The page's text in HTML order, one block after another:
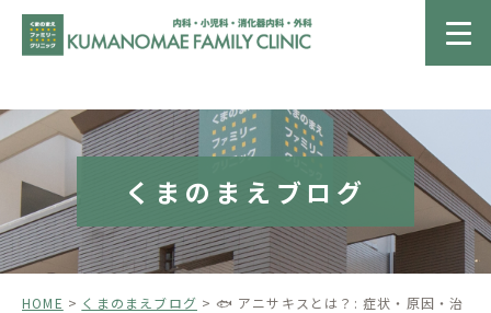
くまのまえブログ
HOME くまのまえブログ
🐟 アニサキスとは？: 症状・原因・治